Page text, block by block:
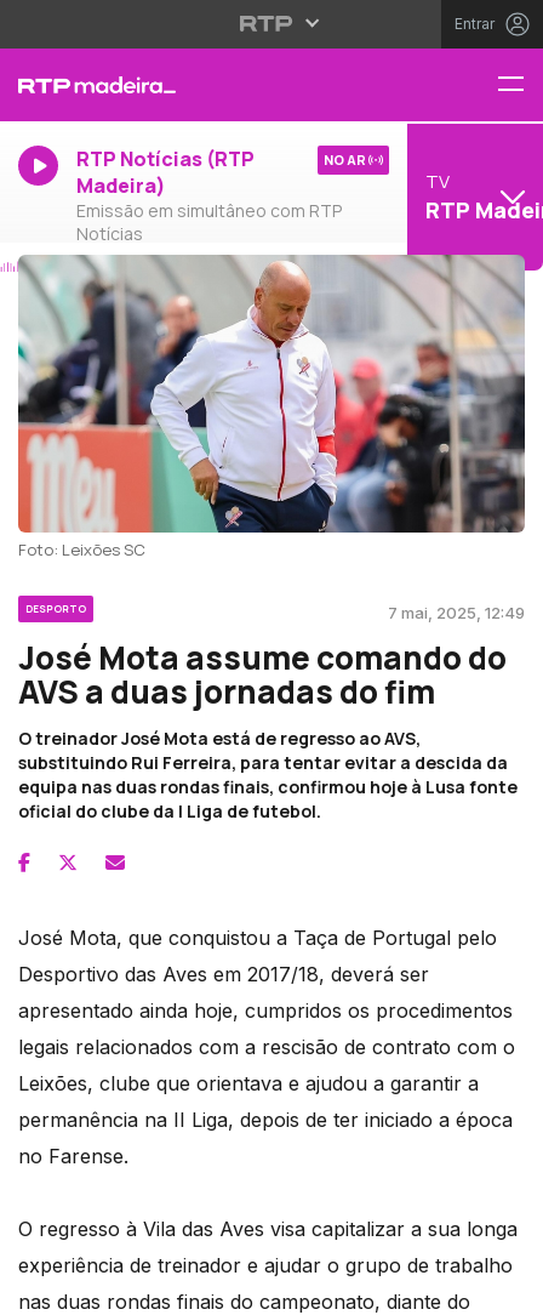
Entrar
RTP Notícias (RTP
Madeira)
Emissão em simultâneo com RTP
Notícias
NO AR
TV
RTP
Foto: Leixões SC
DESPORTO 7 mai, 2025, 12:49
José Mota assume comando do
AVS a duas jornadas do fim
O treinador José Mota está de regresso ao AVS,
substituindo Rui Ferreira, para tentar evitar a descida da
equipa nas duas rondas finais, confirmou hoje à Lusa fonte
oficial do clube da I Liga de futebol.
José Mota, que conquistou a Taça de Portugal pelo
Desportivo das Aves em 2017/18, deverá ser
apresentado ainda hoje, cumpridos os procedimentos
legais relacionados com a rescisão de contrato com o
Leixões, clube que orientava e ajudou a garantir a
permanência na II Liga, depois de ter iniciado a época
no Farense.
O regresso à Vila das Aves visa capitalizar a sua longa
experiência de treinador e ajudar o grupo de trabalho
nas duas rondas finais do campeonato, diante do